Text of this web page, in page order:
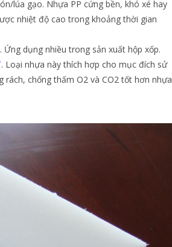
lúa gạo. Nhựa PP cứng bền, khó xé hay
nhiệt độ cao trong khoảng thời gian
dụng nhiều trong sản xuất hộp xốp.
. Loại nhựa này thích hợp cho mục đích sử
chống thấm O2 và CO2 tốt hơn nhựa